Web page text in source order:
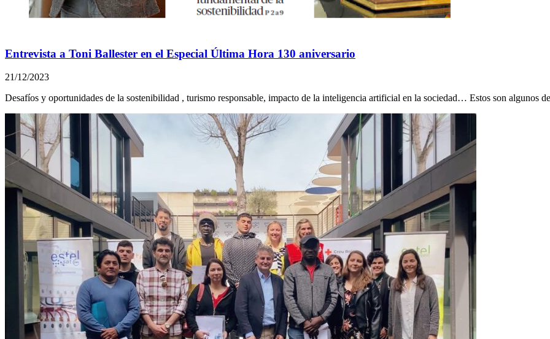
Entrevista a Toni Ballester en el Especial Última Hora 130 aniversario
21/12/2023
Desafíos y oportunidades de la sostenibilidad , turismo responsable, impacto de la inteligencia artificial en la sociedad… Estos son algunos